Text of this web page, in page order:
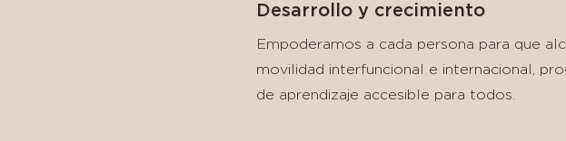
Desarrollo y crecimiento
Empoderamos a cada persona para que
movilidad interfuncional e internacional,
de aprendizaje accesible para todos.